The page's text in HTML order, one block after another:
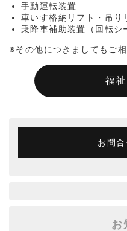
手動運転装置
車いす格納リフト・吊り
乗降車補助装置（回転シ
※その他につきましてもご相
福
お問合
お